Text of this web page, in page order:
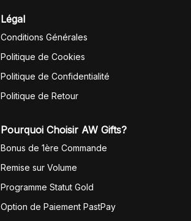
Légal
Conditions Générales
Politique de Cookies
Politique de Confidentialité
Politique de Retour
Pourquoi Choisir AW Gifts?
Bonus de 1ère Commande
Remise sur Volume
Programme Statut Gold
Option de Paiement PastPay